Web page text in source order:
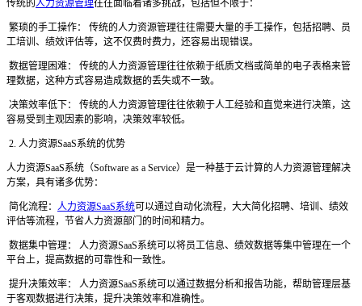
传统的人力资源管理往往面临着诸多挑战，包括但不限于：
繁琐的手工操作：
传统的人力资源管理往往需要大量的手工操作，包括招聘、员
工培训、绩效评估等，这不仅费时费力，还容易出现错误。
数据管理困难：
传统的人力资源管理往往依赖于纸质文档或简单的电子表格来管
理数据，这种方式容易造成数据的丢失或不一致。
决策效率低下：
传统的人力资源管理往往依赖于人工经验和直觉来进行决策，这
容易受到主观因素的影响，决策效率较低。
2. 人力资源SaaS系统的优势
人力资源SaaS系统（Software as a Service）是一种基于云计算的人力资源管理解决
方案，具有诸多优势：
简化流程： 人力资源SaaS系统可以通过自动化流程，大大简化招聘、培训、绩效
评估等流程，节省人力资源部门的时间和精力。
数据集中管理： 人力资源SaaS系统可以将员工信息、绩效数据等集中管理在一个
平台上，提高数据的可靠性和一致性。
提升决策效率： 人力资源SaaS系统可以通过数据分析和报告功能，帮助管理层基
于客观数据进行决策，提升决策效率和准确性。